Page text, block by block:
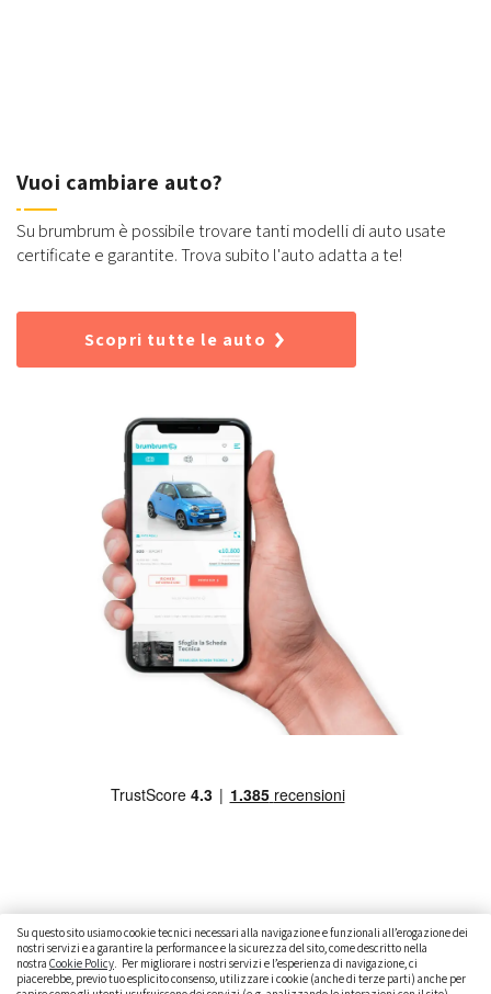
Su questo sito usiamo cookie tecnici necessari alla navigazione e funzionali all’erogazione dei
nostri servizi e a garantire la performance e la sicurezza del sito, come descritto nella
nostra Cookie Policy. Per migliorare i nostri servizi e l’esperienza di navigazione, ci
piacerebbe, previo tuo esplicito consenso, utilizzare i cookie (anche di terze parti) anche per
Vuoi cambiare auto?
Su brumbrum è possibile trovare tanti modelli di auto usate
certificate e garantite. Trova subito l'auto adatta a te!
Scopri tutte le auto
CAMBIARE AUTO GUIDA ALL’ACQUISTO